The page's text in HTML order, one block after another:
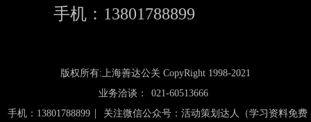
手机：13801788899
版权所有:上海善达公关 CopyRight 1998-2021
业务洽谈：
021-60513666
手机：13801788899 | 关注微信公众号：活动策划达人（学习资料免费